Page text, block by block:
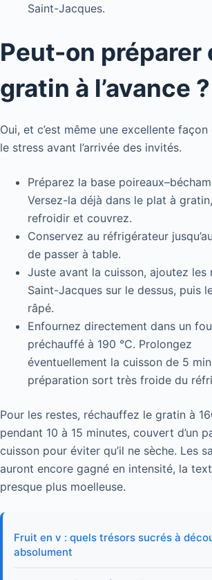
Saint-Jacques.
Peut-on préparer
gratin à l’avance ?
Oui, et c’est même une excellente
le stress avant l’arrivée des invités.
Préparez la base
Versez-la déjà dans le plat à
refroidir et couvrez.
Conservez au réfrigérateur
de passer à table.
Juste avant la cuisson, ajoutez les
Saint-Jacques sur le dessus, puis
râpé.
Enfournez directement dans un
préchauffé à 190 °C. Prolongez
éventuellement la cuisson de 5
préparation sort très froide du
Pour les restes, réchauffez le gratin à
pendant 10 à 15 minutes, couvert d’un
cuisson pour éviter qu’il ne sèche. Les
auront encore gagné en intensité, la
presque plus moelleuse.
Fruit en v : quels trésors sucrés à
absolument